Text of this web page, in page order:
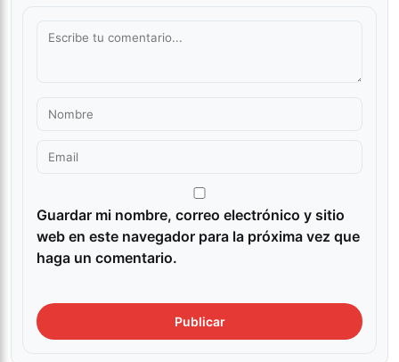
Guardar mi nombre, correo electrónico y sitio
web en este navegador para la próxima vez que
haga un comentario.